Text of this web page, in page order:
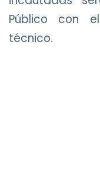
Público con
técnico.